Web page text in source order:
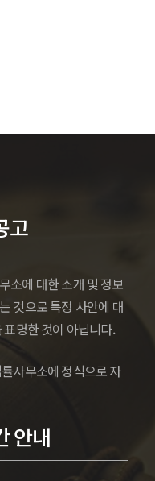
고
소에 대한 소개 및 정보
것으로 특정 사안에 대
명한 것이 아닙니다.
사무소에 정식으로 자
안내